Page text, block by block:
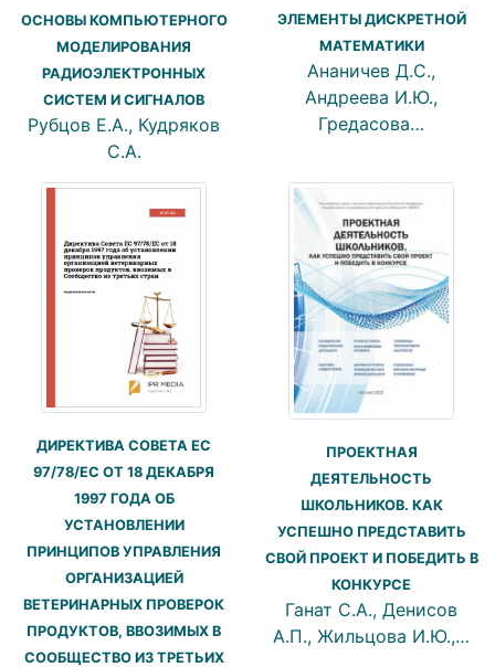
ОСНОВЫ КОМПЬЮТЕРНОГО
МОДЕЛИРОВАНИЯ
РАДИОЭЛЕКТРОННЫХ
СИСТЕМ И СИГНАЛОВ
Рубцов Е.А., Кудряков
С.А.
ЭЛЕМЕНТЫ ДИСКРЕТНОЙ
МАТЕМАТИКИ
Ананичев Д.С.,
Андреева И.Ю.,
Гредасова…
ДИРЕКТИВА СОВЕТА ЕС
97/78/ЕС ОТ 18 ДЕКАБРЯ
1997 ГОДА ОБ
УСТАНОВЛЕНИИ
ПРИНЦИПОВ УПРАВЛЕНИЯ
ОРГАНИЗАЦИЕЙ
ВЕТЕРИНАРНЫХ ПРОВЕРОК
ПРОДУКТОВ, ВВОЗИМЫХ В
СООБЩЕСТВО ИЗ ТРЕТЬИХ
ПРОЕКТНАЯ
ДЕЯТЕЛЬНОСТЬ
ШКОЛЬНИКОВ. КАК
УСПЕШНО ПРЕДСТАВИТЬ
СВОЙ ПРОЕКТ И ПОБЕДИТЬ В
КОНКУРСЕ
Ганат С.А., Денисов
А.П., Жильцова И.Ю.,…